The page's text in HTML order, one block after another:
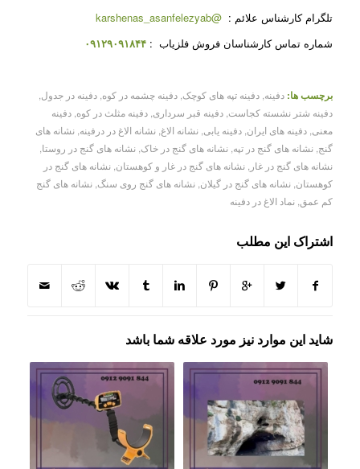
تلگرام کارشناس علائم : @karshenas_asanfelezyab
شماره تماس کارشناسان فروش فلزیاب : ۰۹۱۲۹۰۹۱۸۴۴
برچسب ها: دفینه, دفینه تپه های کوچک, دفینه چشمه در کوه, دفینه در جدول,
دفینه شتر نشسته کجاست, دفینه قبر سرداری, دفینه مثلث در کوه, دفینه
معنی, دفینه های ایران, دفینه یابی, نشانه الاغ, نشانه الاغ در درفینه, نشانه های
گنج, نشانه های گنج در تپه, نشانه های گنج در خاک, نشانه های گنج در روستا,
نشانه های گنج در غار , نشانه های گنج در غار و کوهستان, نشانه های گنج در
کوهستان, نشانه های گنج در گیلان, نشانه های گنج روی سنگ, نشانه های گنج
کم عمق, نماد الاغ در دفینه
اشتراک این مطلب
شاید این موارد نیز مورد علاقه شما باشد